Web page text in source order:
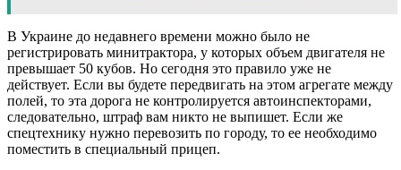
В Украине до недавнего времени можно было не
регистрировать минитрактора, у которых объем двигателя не
превышает 50 кубов. Но сегодня это правило уже не
действует. Если вы будете передвигать на этом агрегате между
полей, то эта дорога не контролируется автоинспекторами,
следовательно, штраф вам никто не выпишет. Если же
спецтехнику нужно перевозить по городу, то ее необходимо
поместить в специальный прицеп.